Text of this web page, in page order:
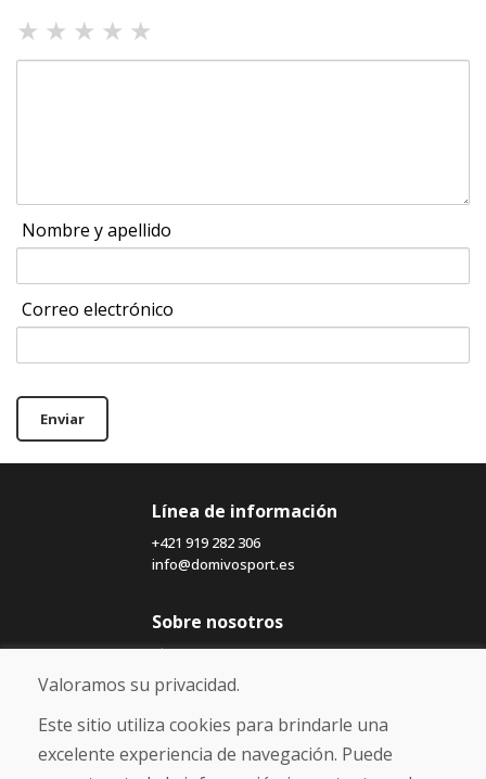
★ ★ ★ ★ ★
Nombre y apellido
Correo electrónico
Enviar
Línea de información
+421 919 282 306
info@domivosport.es
Sobre nosotros
Blog
Sobre nosotros
Comercio
Contacto
Valoramos su privacidad.
Este sitio utiliza cookies para brindarle una
excelente experiencia de navegación. Puede